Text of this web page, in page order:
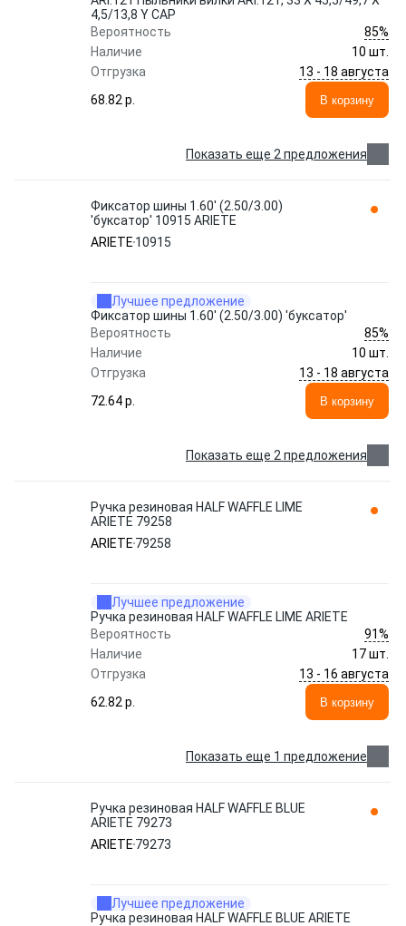
4,5/13,8 Y CAP
Вероятность
85%
Наличие
10 шт.
Отгрузка
13 - 18 августа
68.82 p.
В корзину
Показать еще 2 предложения
Фиксатор шины 1.60' (2.50/3.00)
'буксатор' 10915 ARIETE
ARIETE 10915
Лучшее предложение
Фиксатор шины 1.60' (2.50/3.00) 'буксатор'
Вероятность
85%
Наличие
10 шт.
Отгрузка
13 - 18 августа
72.64 p.
В корзину
Показать еще 2 предложения
Ручка резиновая HALF WAFFLE LIME
ARIETE 79258
ARIETE 79258
Лучшее предложение
Ручка резиновая HALF WAFFLE LIME ARIETE
Вероятность
91%
Наличие
17 шт.
Отгрузка
13 - 16 августа
62.82 p.
В корзину
Показать еще 1 предложение
Ручка резиновая HALF WAFFLE BLUE
ARIETE 79273
ARIETE 79273
Лучшее предложение
Ручка резиновая HALF WAFFLE BLUE ARIETE